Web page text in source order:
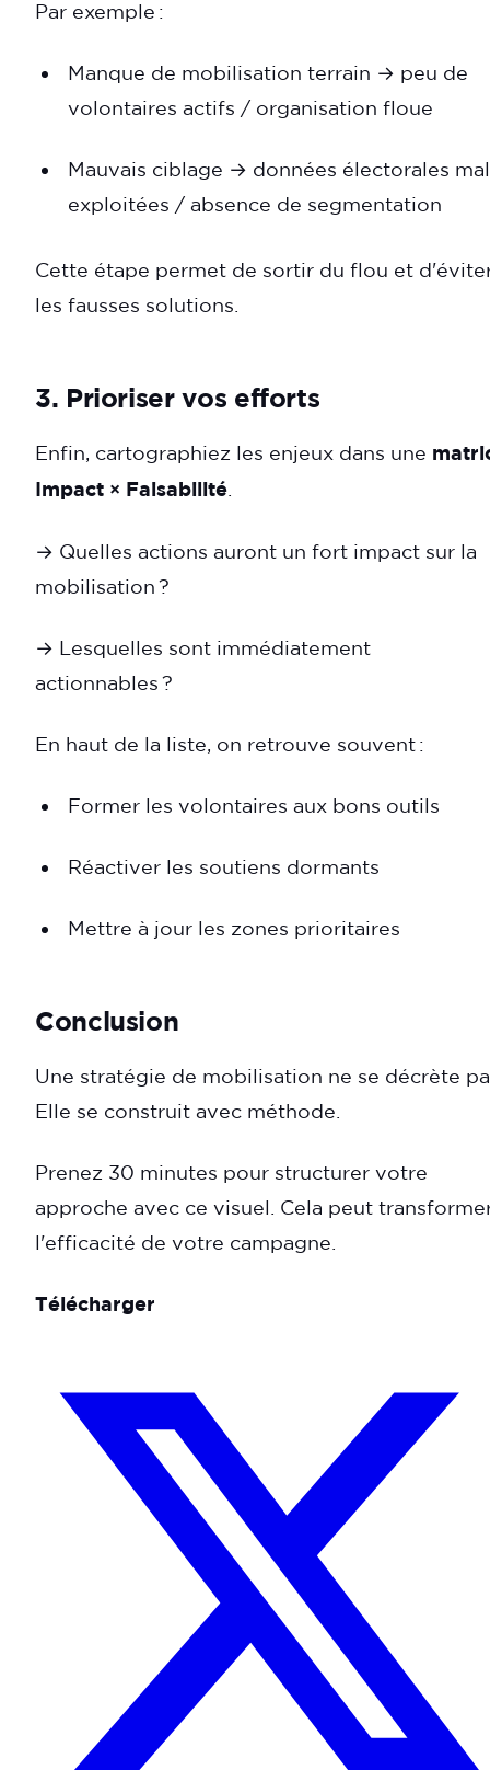
Par exemple :
Manque de mobilisation terrain → peu de
volontaires actifs / organisation floue
Mauvais ciblage → données électorales mal
exploitées / absence de segmentation
Cette étape permet de sortir du flou et
les fausses solutions.
3. Prioriser vos efforts
Enfin, cartographiez les enjeux dans une
Impact × Faisabilité
→ Quelles actions auront un fort impact sur la
mobilisation ?
→ Lesquelles sont immédiatement
actionnables ?
En haut de la liste, on retrouve souvent :
Former les volontaires aux bons outils
Réactiver les soutiens dormants
Mettre à jour les zones prioritaires
Conclusion
Une stratégie de mobilisation ne se décrète
Elle se construit avec méthode.
Prenez 30 minutes pour structurer votre
approche avec ce visuel. Cela peut
l'efficacité de votre campagne.
Télécharger